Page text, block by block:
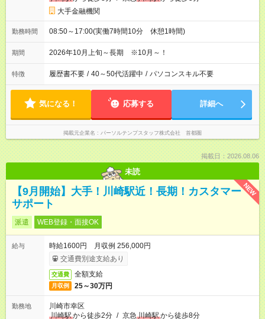
大手金融機関
勤務時間 08:50～17:00(実働7時間10分 休憩1時間)
期間 2026年10月上旬～長期 ※10月～！
特徴 履歴書不要 / 40～50代活躍中 / パソコンスキル不要
気になる！ 応募する 詳細へ
掲載元企業名 パーソルテンプスタッフ株式会社 首都圏
掲載日：2026.08.06
未読
NEW
【9月開始】大手！川崎駅近！長期！カスタマー
サポート
派遣 WEB登録・面接OK
給与
時給1600円 月収例 256,000円
交通費別途支給あり
交通費 全額支給
月収例 25～30万円
勤務地
川崎市幸区
川崎駅から徒歩2分 / 京急 川崎駅から徒歩8分